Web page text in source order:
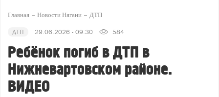
Главная Новости Нягани ДТП
ДТП 29.06.2026 - 09:30 584
Ребёнок погиб в ДТП в
Нижневартовском районе.
ВИДЕО